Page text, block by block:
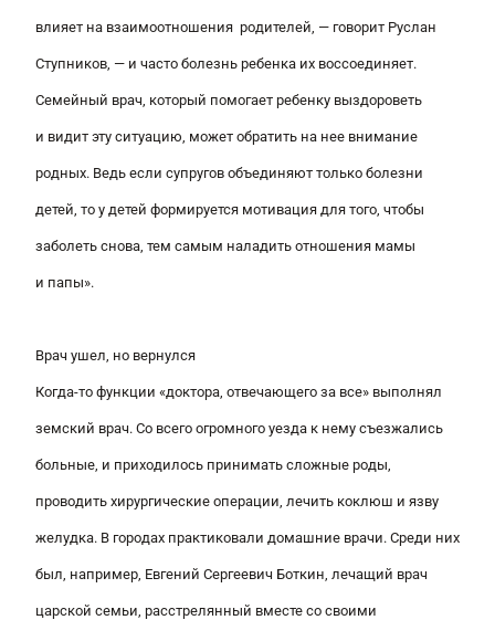
влияет на взаимоотношения родителей, — говорит Руслан
Ступников, — и часто болезнь ребенка их воссоединяет.
Семейный врач, который помогает ребенку выздороветь
и видит эту ситуацию, может обратить на нее внимание
родных. Ведь если супругов объединяют только болезни
детей, то у детей формируется мотивация для того, чтобы
заболеть снова, тем самым наладить отношения мамы
и папы».
Врач ушел, но вернулся
Когда-то функции «доктора, отвечающего за все» выполнял
земский врач. Со всего огромного уезда к нему съезжались
больные, и приходилось принимать сложные роды,
проводить хирургические операции, лечить коклюш и язву
желудка. В городах практиковали домашние врачи. Среди них
был, например, Евгений Сергеевич Боткин, лечащий врач
царской семьи, расстрелянный вместе со своими